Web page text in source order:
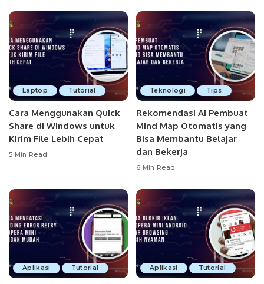
Laptop Tutorial
Cara Menggunakan Quick
Share di Windows untuk
Kirim File Lebih Cepat
5 Min Read
Teknologi Tips
Rekomendasi AI Pembuat
Mind Map Otomatis yang
Bisa Membantu Belajar
dan Bekerja
6 Min Read
Aplikasi Tutorial Aplikasi Tutorial